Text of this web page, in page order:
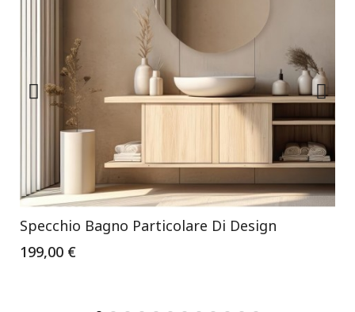
Specchio Bagno Particolare Di Design
199,00 €